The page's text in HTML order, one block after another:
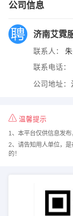
公司信息
济南艾霓
联系人：
联系电话：
公司地址：
温馨提示
1、本平台仅供信息发布
2、请告知用人单位，是
的！